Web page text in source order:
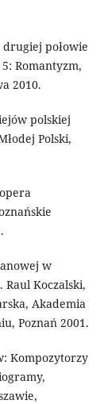
połowie
Romantyzm,
2010.
polskiej
Polski,
w
Raul Koczalski,
Akademia
Poznań 2001.
Kompozytorzy